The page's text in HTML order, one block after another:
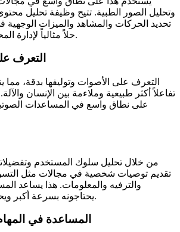
وتحليل الصور الطبية. تتيح وظيفة تحليل
تحديد الحركات والمشاهد والميزات الوجهية
حلاً مثالياً لإدارة المحتوى والمراقبة الذكية.
التعرف
تفاعلاً أكثر طبيعية وملاءمة بين الإنسان
على نطاق واسع في المساعدات
من خلال تحليل سلوك المستخدم
والترفيه والمعلومات. هذا يساعد
يحتاجونه بسرعة أكبر ويحسن تجربة المستخدم.
المساعدة في